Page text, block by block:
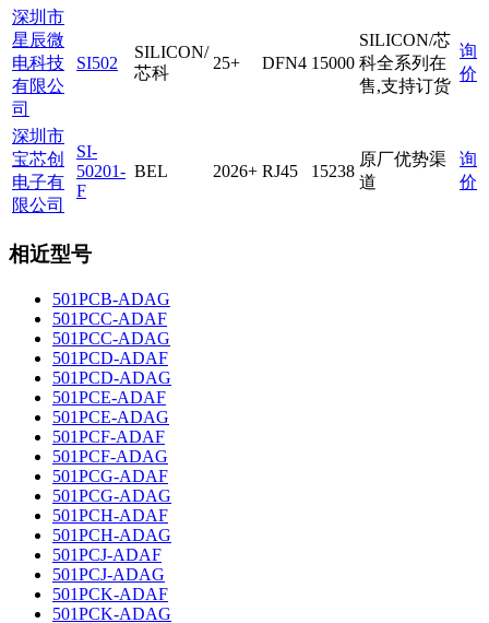
深圳市
星辰微
电科技
有限公
司
SI502
SILICON/
芯科
25+ DFN4 15000
SILICON/芯
科全系列在
售,支持订货
询
价
深圳市
宝芯创
电子有
限公司
SI-
50201-
F
BEL 2026+ RJ45 15238
原厂优势渠
道
询
价
相近型号
501PCB-ADAG
501PCC-ADAF
501PCC-ADAG
501PCD-ADAF
501PCD-ADAG
501PCE-ADAF
501PCE-ADAG
501PCF-ADAF
501PCF-ADAG
501PCG-ADAF
501PCG-ADAG
501PCH-ADAF
501PCH-ADAG
501PCJ-ADAF
501PCJ-ADAG
501PCK-ADAF
501PCK-ADAG